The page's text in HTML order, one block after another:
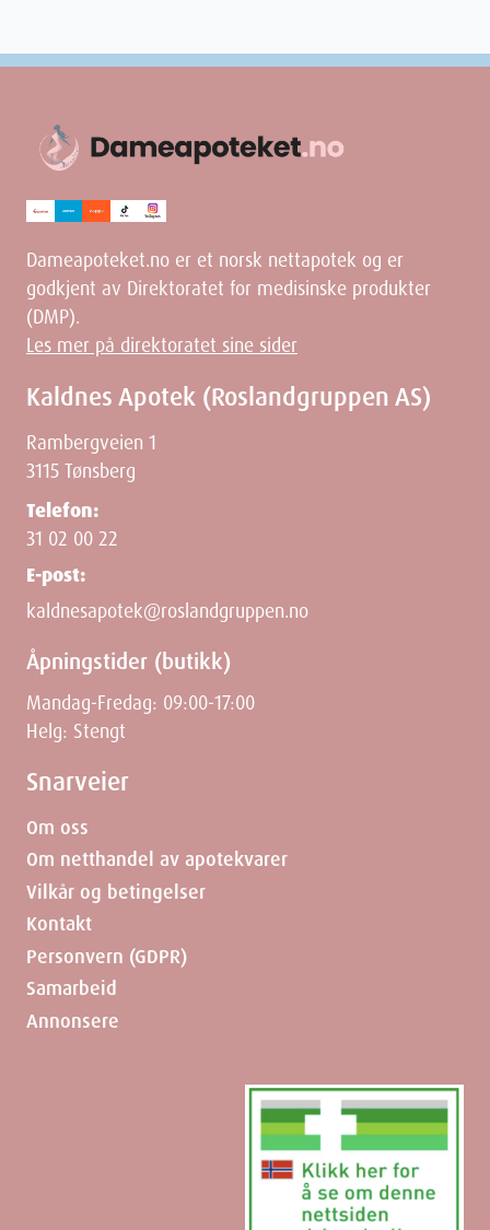
Dameapoteket.no er et norsk nettapotek og er
godkjent av Direktoratet for medisinske produkter
(DMP).
Les mer på direktoratet sine sider
Kaldnes Apotek (Roslandgruppen AS)
Rambergveien 1
3115 Tønsberg
Telefon:
31 02 00 22
E-post:
kaldnesapotek@roslandgruppen.no
Åpningstider (butikk)
Mandag-Fredag: 09:00-17:00
Helg: Stengt
Snarveier
Om oss
Om netthandel av apotekvarer
Vilkår og betingelser
Kontakt
Personvern (GDPR)
Samarbeid
Annonsere